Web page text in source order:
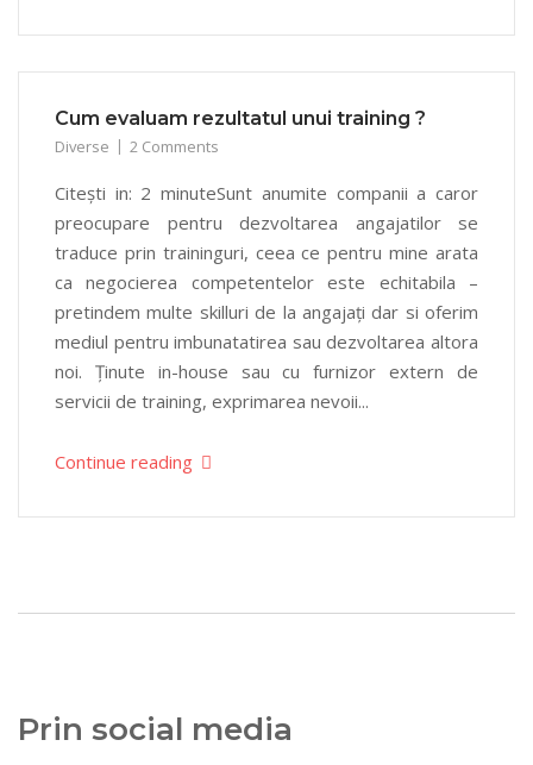
Cum evaluam rezultatul unui training ?
Diverse 2 Comments
Citești in: 2 minuteSunt anumite companii a caror
preocupare pentru dezvoltarea angajatilor se
traduce prin traininguri, ceea ce pentru mine arata
ca negocierea competentelor este echitabila –
pretindem multe skilluri de la angajați dar si oferim
mediul pentru imbunatatirea sau dezvoltarea altora
noi. Ținute in-house sau cu furnizor extern de
servicii de training, exprimarea nevoii...
Continue reading
Prin social media